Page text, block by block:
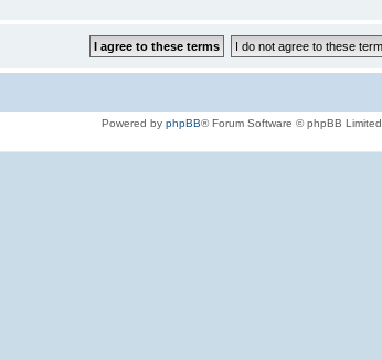
Powered by phpBB® Forum Software © phpBB Limited